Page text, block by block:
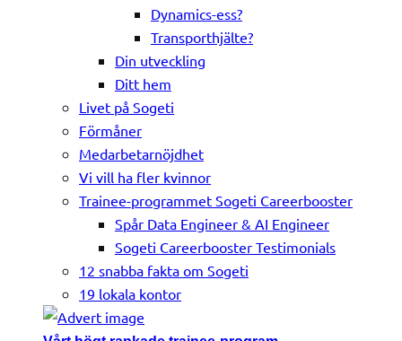
Dynamics-ess?
Transporthjälte?
Din utveckling
Ditt hem
Livet på Sogeti
Förmåner
Medarbetarnöjdhet
Vi vill ha fler kvinnor
Trainee-programmet Sogeti Careerbooster
Spår Data Engineer & AI Engineer
Sogeti Careerbooster Testimonials
12 snabba fakta om Sogeti
19 lokala kontor